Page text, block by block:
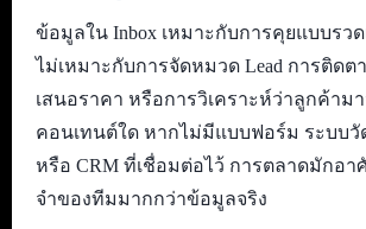
ข้อมูลใน Inbox เหมาะกับการคุยแบบรวด
ไม่เหมาะกับการจัดหมวด Lead การติดต
เสนอราคา หรือการวิเคราะห์ว่าลูกค้าม
คอนเทนต์ใด หากไม่มีแบบฟอร์ม ระบบวั
หรือ CRM ที่เชื่อมต่อไว้ การตลาดมักอา
จำของทีมมากกว่าข้อมูลจริง